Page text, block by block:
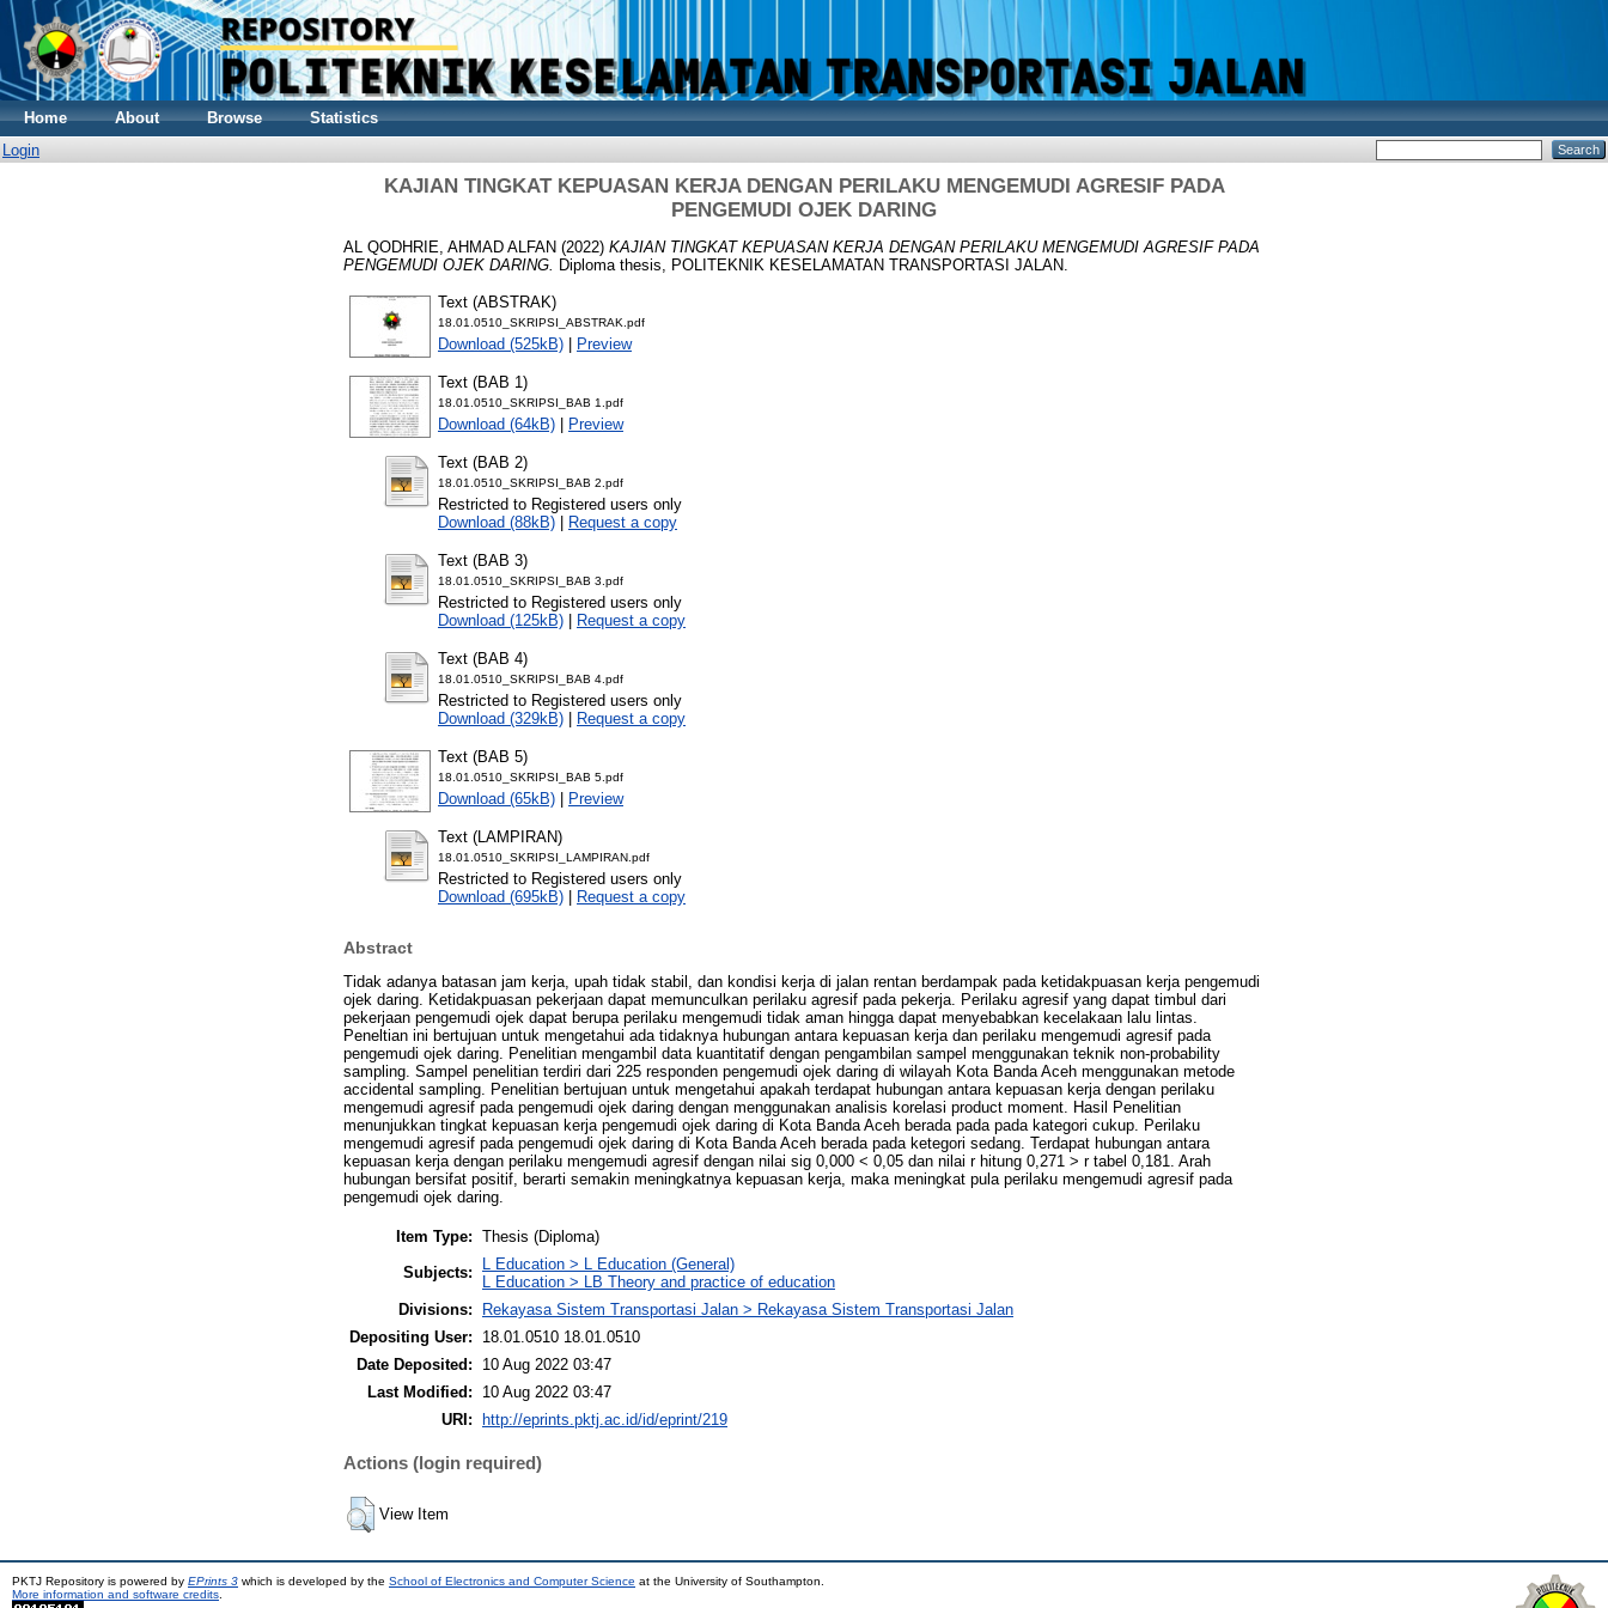
Home About Browse
Statistics
Login
KAJIAN TINGKAT KEPUASAN KERJA DENGAN PERILAKU MENGEMUDI AGRESIF PADA
PENGEMUDI OJEK DARING
AL QODHRIE, AHMAD ALFAN (2022) KAJIAN TINGKAT KEPUASAN KERJA DENGAN PERILAKU MENGEMUDI AGRESIF PADA
PENGEMUDI OJEK DARING.
Diploma thesis, POLITEKNIK KESELAMATAN TRANSPORTASI JALAN.
Text (ABSTRAK)
18.01.0510_SKRIPSI_ABSTRAK.pdf
Download (525kB) | Preview
Text (BAB 1)
18.01.0510_SKRIPSI_BAB 1.pdf
Download (64kB) | Preview
Text (BAB 2)
18.01.0510_SKRIPSI_BAB 2.pdf
Restricted to Registered users only
Download (88kB) | Request a copy
Text (BAB 3)
18.01.0510_SKRIPSI_BAB 3.pdf
Restricted to Registered users only
Download (125kB) | Request a copy
Text (BAB 4)
18.01.0510_SKRIPSI_BAB 4.pdf
Restricted to Registered users only
Download (329kB) | Request a copy
Text (BAB 5)
18.01.0510_SKRIPSI_BAB 5.pdf
Download (65kB) | Preview
Text (LAMPIRAN)
18.01.0510_SKRIPSI_LAMPIRAN.pdf
Restricted to Registered users only
Download (695kB) | Request a copy
Abstract
Tidak adanya batasan jam kerja, upah tidak stabil, dan kondisi kerja di jalan rentan berdampak pada ketidakpuasan kerja pengemudi
ojek daring. Ketidakpuasan pekerjaan dapat memunculkan perilaku agresif pada pekerja. Perilaku agresif yang dapat timbul dari
pekerjaan pengemudi ojek dapat berupa perilaku mengemudi tidak aman hingga dapat menyebabkan kecelakaan lalu lintas.
Peneltian ini bertujuan untuk mengetahui ada tidaknya hubungan antara kepuasan kerja dan perilaku mengemudi agresif pada
pengemudi ojek daring. Penelitian mengambil data kuantitatif dengan pengambilan sampel menggunakan teknik non-probability
sampling. Sampel penelitian terdiri dari 225 responden pengemudi ojek daring di wilayah Kota Banda Aceh menggunakan metode
accidental sampling. Penelitian bertujuan untuk mengetahui apakah terdapat hubungan antara kepuasan kerja dengan perilaku
mengemudi agresif pada pengemudi ojek daring dengan menggunakan analisis korelasi product moment. Hasil Penelitian
menunjukkan tingkat kepuasan kerja pengemudi ojek daring di Kota Banda Aceh berada pada pada kategori cukup. Perilaku
mengemudi agresif pada pengemudi ojek daring di Kota Banda Aceh berada pada ketegori sedang. Terdapat hubungan antara
kepuasan kerja dengan perilaku mengemudi agresif dengan nilai sig 0,000 < 0,05 dan nilai r hitung 0,271 > r tabel 0,181. Arah
hubungan bersifat positif, berarti semakin meningkatnya kepuasan kerja, maka meningkat pula perilaku mengemudi agresif pada
pengemudi ojek daring.
Item Type: Thesis (Diploma)
Subjects:
L Education > L Education (General)
L Education > LB Theory and practice of education
Divisions:
Rekayasa Sistem Transportasi Jalan > Rekayasa Sistem Transportasi Jalan
Depositing User:
18.01.0510 18.01.0510
Date Deposited:
10 Aug 2022 03:47
Last Modified:
10 Aug 2022 03:47
URI:
http://eprints.pktj.ac.id/id/eprint/219
Actions (login required)
View Item
PKTJ Repository is powered by EPrints 3 which is developed by the School of Electronics and Computer Science at the University of Southampton.
More information and software credits